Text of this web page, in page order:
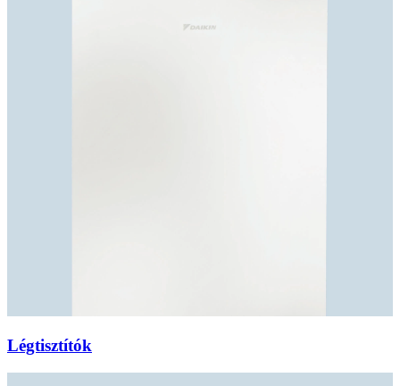
Légtisztítók